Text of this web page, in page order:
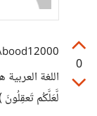
0
اللغة
لَّعَلَّكُم تَعقِلُونَ